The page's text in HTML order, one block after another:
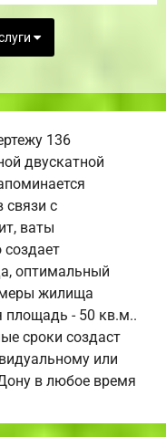
136
двускатной
связи с
ваты
создает
оптимальный
жилища
площадь - 50 кв.м..
сроки создаст
или
в любое время